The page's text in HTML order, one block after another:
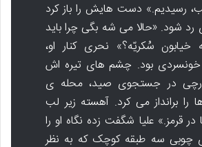
رسیدیم.» دست هایش را باز کرد
رد شود. «حالا می شه بگی چرا باید
سُکریّه؟» نحری کنار او،
بود. چشم های تیره اش
در جستجوی صید، محله ی
برانداز می کرد. آهسته زیر لب
قرمز.» علیا شگفت زده نگاه او را
چوبی سه طبقه کوچک که به نظر